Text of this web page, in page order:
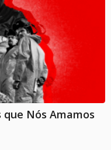
que Nós Amamos